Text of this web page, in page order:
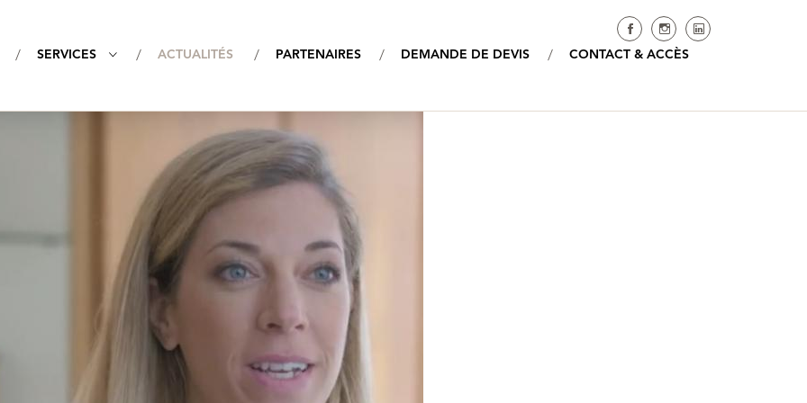
contenu
Réseaux
principale
SERVICES ACTUALITÉS PARTENAIRES DEMANDE DE DEVIS CONTACT & ACCÈS